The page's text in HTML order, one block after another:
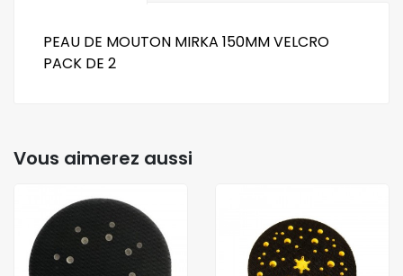
PEAU DE MOUTON MIRKA 150MM VELCRO
PACK DE 2
Vous aimerez aussi